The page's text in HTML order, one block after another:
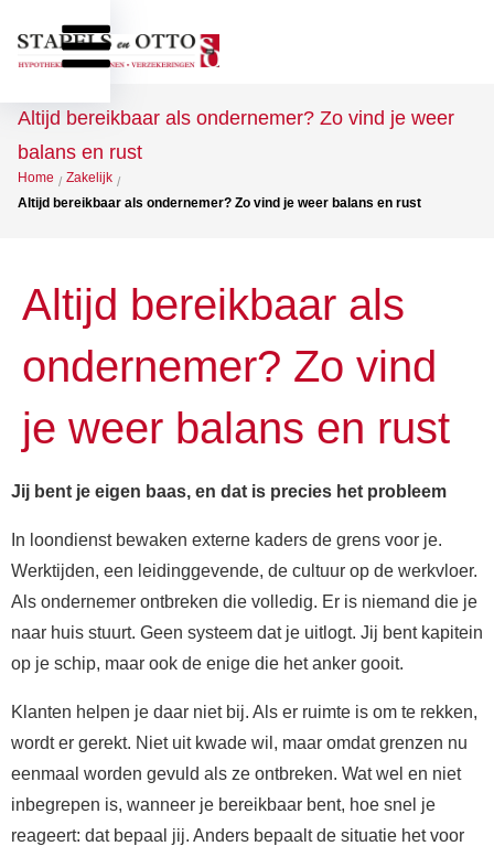
Altijd bereikbaar als ondernemer? Zo vind je weer
balans en rust
Home / Zakelijk /
Altijd bereikbaar als ondernemer? Zo vind je weer balans en rust
Altijd bereikbaar als
ondernemer? Zo vind
je weer balans en rust
Jij bent je eigen baas, en dat is precies het probleem
In loondienst bewaken externe kaders de grens voor je.
Werktijden, een leidinggevende, de cultuur op de werkvloer.
Als ondernemer ontbreken die volledig. Er is niemand die je
naar huis stuurt. Geen systeem dat je uitlogt. Jij bent kapitein
op je schip, maar ook de enige die het anker gooit.
Klanten helpen je daar niet bij. Als er ruimte is om te rekken,
wordt er gerekt. Niet uit kwade wil, maar omdat grenzen nu
eenmaal worden gevuld als ze ontbreken. Wat wel en niet
inbegrepen is, wanneer je bereikbaar bent, hoe snel je
reageert: dat bepaal jij. Anders bepaalt de situatie het voor